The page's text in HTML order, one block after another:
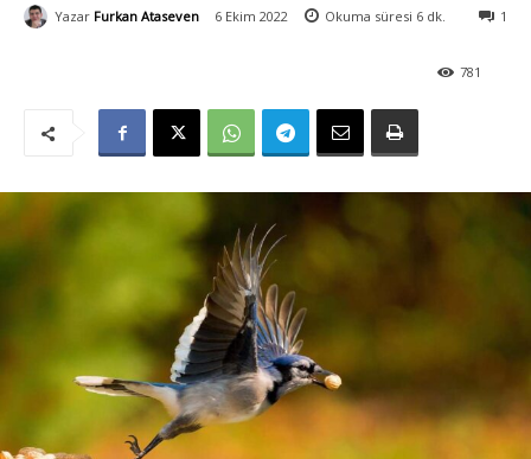
Yazar Furkan Ataseven 6 Ekim 2022 Okuma süresi 6 dk. 1
781